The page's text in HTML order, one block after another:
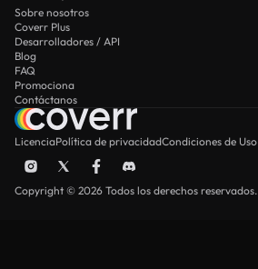
Sobre nosotros
Coverr Plus
Desarrolladores / API
Blog
FAQ
Promociona
Contáctanos
LicenciaPolítica de privacidadCondiciones de Uso
Copyright © 2026 Todos los derechos reservados.